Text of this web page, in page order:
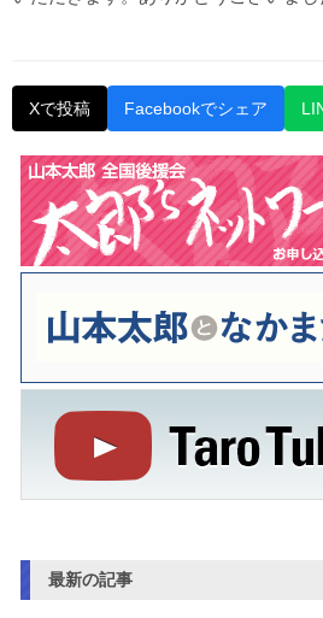
Xで投稿 Facebookでシェア
最新の記事